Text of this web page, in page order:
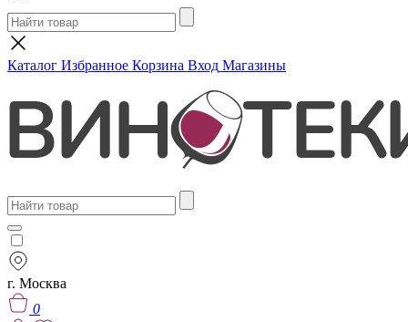
Каталог Избранное Корзина Вход Магазины
г. Москва
0